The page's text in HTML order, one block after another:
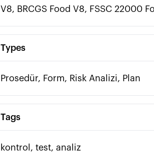
V8, BRCGS Food V8, FSSC 22000
Types
Prosedür, Form, Risk Analizi, Plan
Tags
kontrol, test, analiz